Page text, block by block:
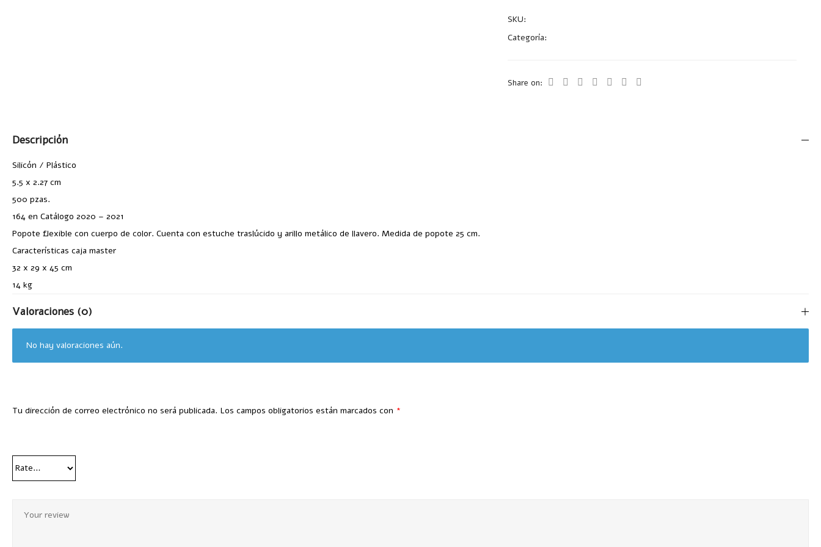
SKU:
Categoría:
Share on:
Descripción
Silicón / Plástico
5.5 x 2.27 cm
500 pzas.
164 en Catálogo 2020 – 2021
Popote flexible con cuerpo de color. Cuenta con estuche traslúcido y arillo metálico de llavero. Medida de popote 25 cm.
Características caja master
32 x 29 x 45 cm
14 kg
Valoraciones (0)
No hay valoraciones aún.
Tu dirección de correo electrónico no será publicada. Los campos obligatorios están marcados con *